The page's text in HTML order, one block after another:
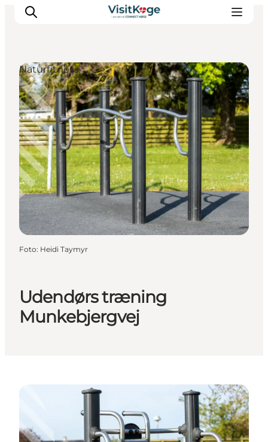
Sommerferie
Oplevelser
Kano
Det sker
Spisesteder
Overnatning
Outdoor
Udendørs træning
Munkebjergvej
Naturfitness
Foto: Heidi Taymyr